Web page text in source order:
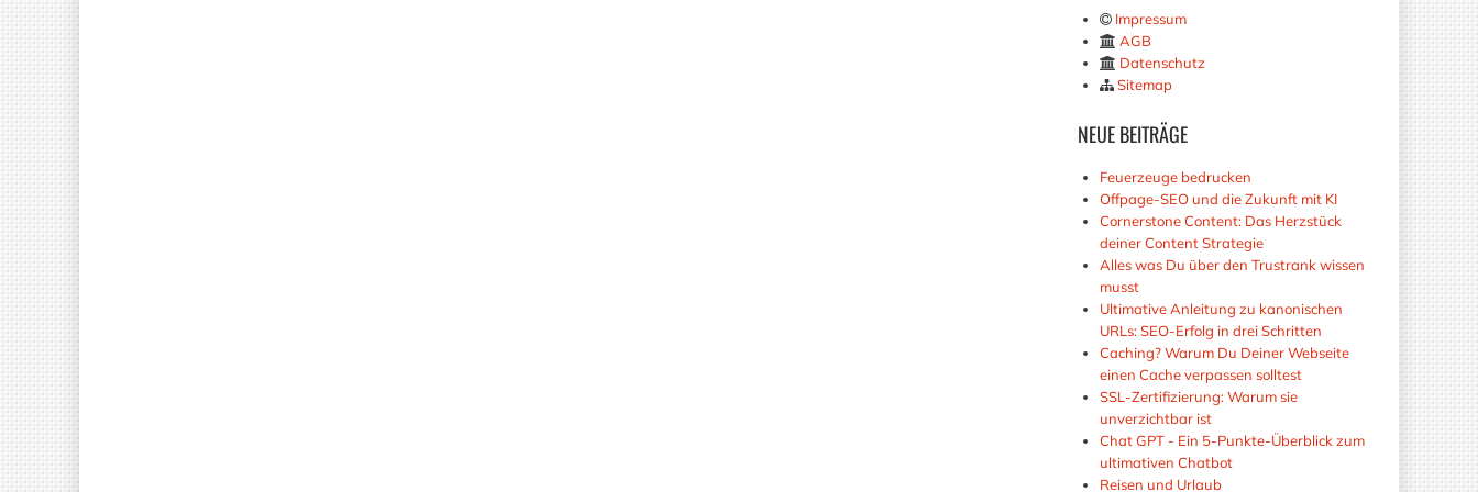
Impressum
AGB
Datenschutz
Sitemap
NEUEBEITRÄGE
Feuerzeuge bedrucken
Offpage-SEO und die Zukunft mit KI
Cornerstone Content: Das Herzstück
deiner Content Strategie
Alles was Du über den Trustrank wissen
musst
Ultimative Anleitung zu kanonischen
URLs: SEO-Erfolg in drei Schritten
Caching? Warum Du Deiner Webseite
einen Cache verpassen solltest
SSL-Zertifizierung: Warum sie
unverzichtbar ist
Chat GPT - Ein 5-Punkte-Überblick zum
ultimativen Chatbot
Reisen und Urlaub